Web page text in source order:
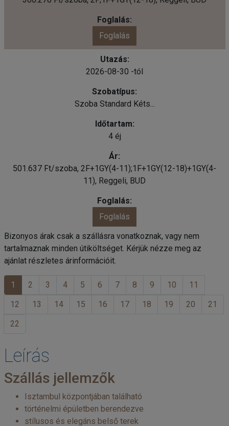
Foglalás
2026-08-30 -tól
Szoba Standard Kéts...
4 éj
501.637 Ft/szoba, 2F+1GY(4-11);1F+1GY(12-18)+1GY(4-
11), Reggeli, BUD
Foglalás
Bizonyos árak csak a szállásra vonatkoznak, vagy nem
tartalmaznak minden útiköltséget. Kérjük nézze meg az
ajánlat részletes árinformációit.
1 2 3 4 5 6 7 8 9 10
11
12
13 14 15 16 17 18 19 20
21
22
Leírás
Szállás jellemzők
Isztambul központjában található
történelmi épületben berendezve
stílusos és elegáns belső terek